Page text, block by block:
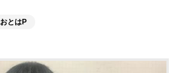
BPaaS JOURNAL
おとはP